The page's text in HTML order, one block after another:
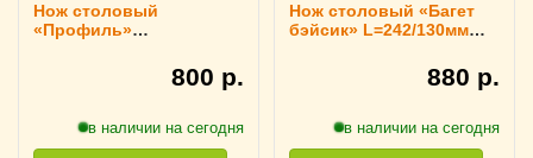
Нож столовый
«Профиль»
L=23.1/10 см KunstWerk,
800 р.
в наличии на сегодня
Нож столовый «Багет
бэйсик» L=242/130мм
880 р.
в наличии на сегодня